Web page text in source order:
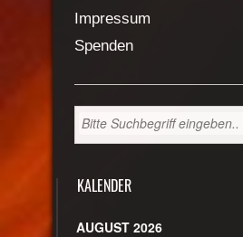
Impressum
Spenden
KALENDER
AUGUST 2026